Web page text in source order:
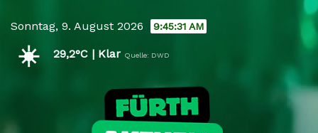
content
Sonntag, 9. August 2026 9:45:32 AM
☀️ 29,2°C | Klar Quelle: DWD